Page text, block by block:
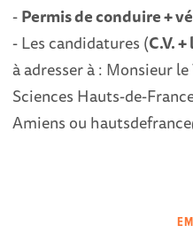
-Permis de conduire +
- Les candidatures (C.V.
à adresser à : Monsieur
Sciences Hauts-de-
Amiens ou